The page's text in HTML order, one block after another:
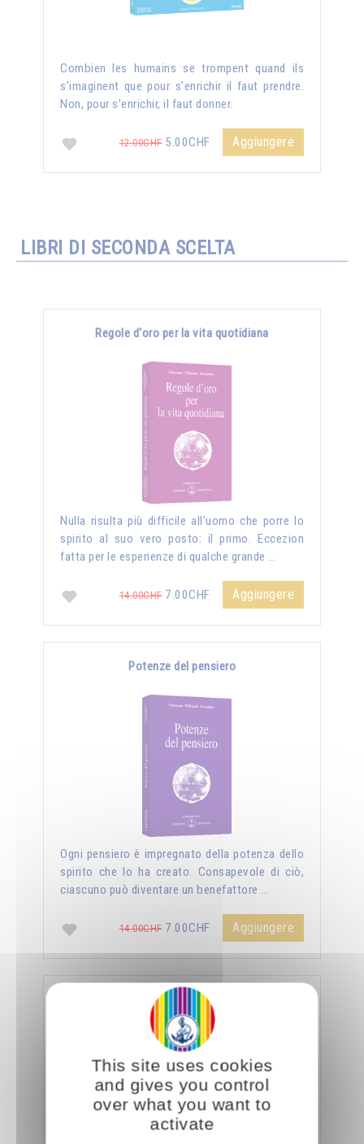
Combien les humains se trompent quand ils
s’imaginent que pour s’enrichir il faut prendre.
Non, pour s’enrichir, il faut donner.
12.00CHF5.00CHF Aggiungere
LIBRI DI SECONDA SCELTA
Regole d'oro per la vita quotidiana
Nulla risulta più difficile all’uomo che porre lo
spirito al suo vero posto: il primo. Eccezion
fatta per le esperienze di qualche grande …
14.00CHF7.00CHF Aggiungere
Potenze del pensiero
Ogni pensiero è impregnato della potenza dello
spirito che lo ha creato. Consapevole di ciò,
ciascuno può diventare un benefattore …
14.00CHF7.00CHF Aggiungere
La sessualità forza del cielo
This site uses cookies
and gives you control
over what you want to
activate